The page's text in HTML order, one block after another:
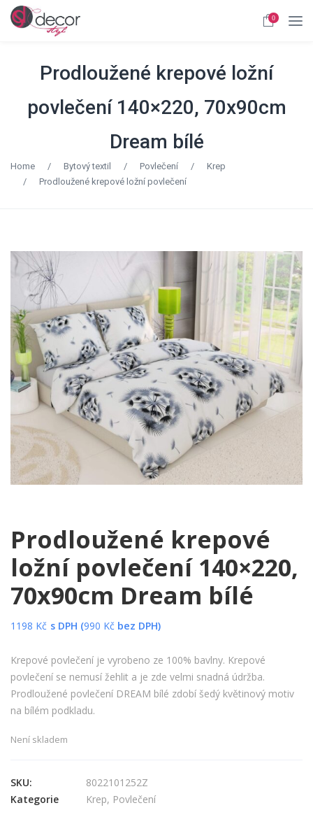
0
Prodloužené krepové ložní
povlečení 140×220, 70x90cm
Dream bílé
Home / Bytový textil / Povlečení /
Krep
/
Prodloužené krepové ložní povlečení
Prodloužené krepové
ložní povlečení 140×220,
70x90cm Dream bílé
1198 Kč s DPH (990 Kč bez DPH)
Krepové povlečení je vyrobeno ze 100% bavlny. Krepové
povlečení se nemusí žehlit a je zde velmi snadná údržba.
Prodloužené povlečení DREAM bílé zdobí šedý květinový motiv
na bílém podkladu.
Není skladem
SKU:
8022101252Z
Kategorie
Krep, Povlečení